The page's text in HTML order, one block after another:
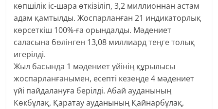
көпшілік іс-шара өткізіліп, 3,2 миллионнан астам
адам қамтылды. Жоспарланған 21 индикаторлық
көрсеткіш 100%-ға орындалды. Мәдениет
саласына бөлінген 13,08 миллиард теңге толық
игерілді.
Жыл басында 1 мәдениет үйінің құрылысы
жоспарланғанымен, есепті кезеңде 4 мәдениет
үйі пайдалануға берілді. Абай ауданының
Көкбұлақ, Қаратау ауданының Қайнарбұлақ,